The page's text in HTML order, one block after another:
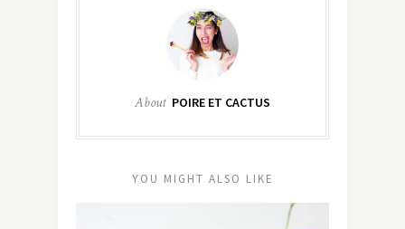
About POIRE ET CACTUS
YOU MIGHT ALSO LIKE